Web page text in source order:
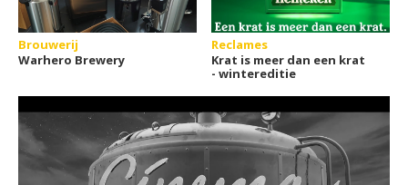
Brouwerij
Warhero Brewery
Reclames
Krat is meer dan een krat
- wintereditie